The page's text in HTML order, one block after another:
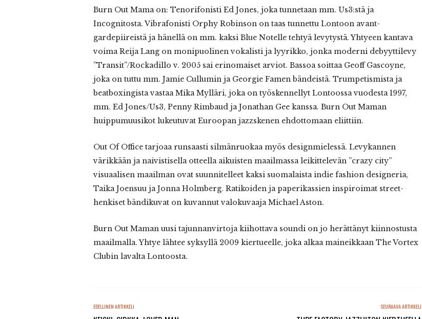
Burn Out Mama on: Tenorifonisti Ed Jones, joka tunnetaan mm. Us3:stä ja
Incognitosta. Vibrafonisti Orphy Robinson on taas tunnettu Lontoon avant-
gardepiireistä ja hänellä on mm. kaksi Blue Notelle tehtyä levytystä. Yhtyeen kantava
voima Reija Lang on monipuolinen vokalisti ja lyyrikko, jonka moderni debyyttilevy
”Transit”/Rockadillo v. 2005 sai erinomaiset arviot. Bassoa soittaa Geoff Gascoyne,
joka on tuttu mm. Jamie Cullumin ja Georgie Famen bändeistä. Trumpetismista ja
beatboxingista vastaa Mika Mylläri, joka on työskennellyt Lontoossa vuodesta 1997,
mm. Ed Jones/Us3, Penny Rimbaud ja Jonathan Gee kanssa. Burn Out Maman
huippumuusikot lukeutuvat Euroopan jazzskenen ehdottomaan eliittiin.
Out Of Office tarjoaa runsaasti silmänruokaa myös designmielessä. Levykannen
värikkään ja naivistisella otteella aikuisten maailmassa leikittelevän ”crazy city”
visuaalisen maailman ovat suunnitelleet kaksi suomalaista indie fashion designeria,
Taika Joensuu ja Jonna Holmberg. Ratikoiden ja paperikassien inspiroimat street-
henkiset bändikuvat on kuvannut valokuvaaja Michael Aston.
Burn Out Maman uusi tajunnanvirtoja kiihottava soundi on jo herättänyt kiinnostusta
maailmalla. Yhtye lähtee syksyllä 2009 kiertueelle, joka alkaa maineikkaan The Vortex
Clubin lavalta Lontoosta.
EDELLINEN ARTIKKELI SEURAAVA ARTIKKELI